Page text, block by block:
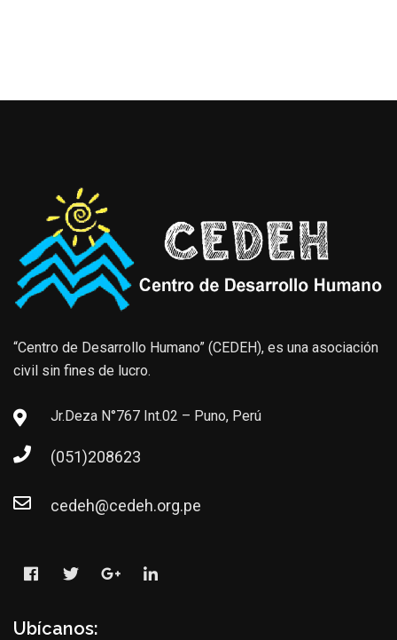
“Centro de Desarrollo Humano” (CEDEH), es una asociación
civil sin fines de lucro.
Jr.Deza N°767 Int.02 – Puno, Perú
(051)208623
cedeh@cedeh.org.pe
Ubícanos: